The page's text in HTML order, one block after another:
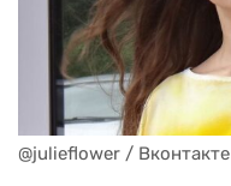
@julieflower / Вконтакте